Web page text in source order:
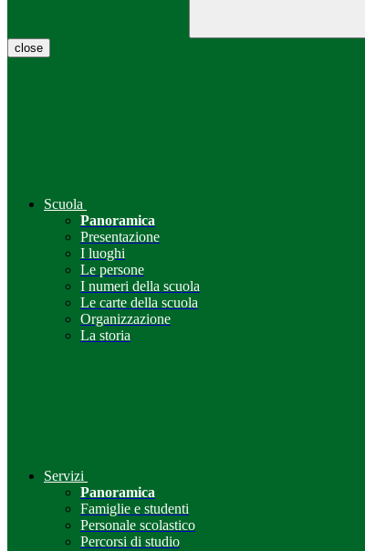
close
Scuola
Panoramica
Presentazione
I luoghi
Le persone
I numeri della scuola
Le carte della scuola
Organizzazione
La storia
Servizi
Panoramica
Famiglie e studenti
Personale scolastico
Percorsi di studio